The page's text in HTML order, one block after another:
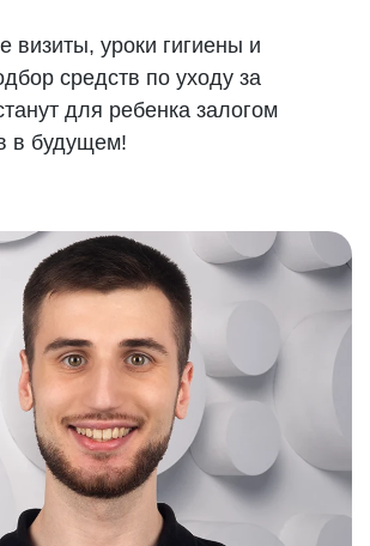
визиты, уроки гигиены и
средств по уходу за
для ребенка залогом
в будущем!